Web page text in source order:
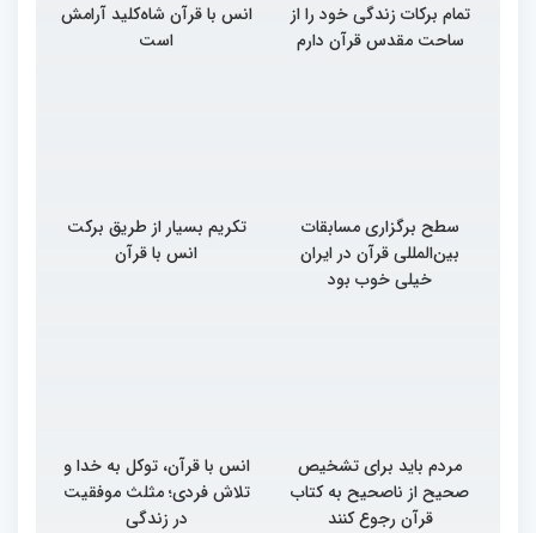
تمام برکات زندگی خود را از
ساحت مقدس قرآن دارم
انس با قرآن شاه‌کلید آرامش
است
سطح برگزاری مسابقات
بین‌المللی قرآن در ایران
خیلی خوب بود
تکریم بسیار از طریق برکت
انس با قرآن
مردم باید برای تشخیص
صحیح از ناصحیح به کتاب
قرآن رجوع کنند
انس با قرآن، توکل به خدا و
تلاش فردی؛ مثلث موفقیت
در زندگی